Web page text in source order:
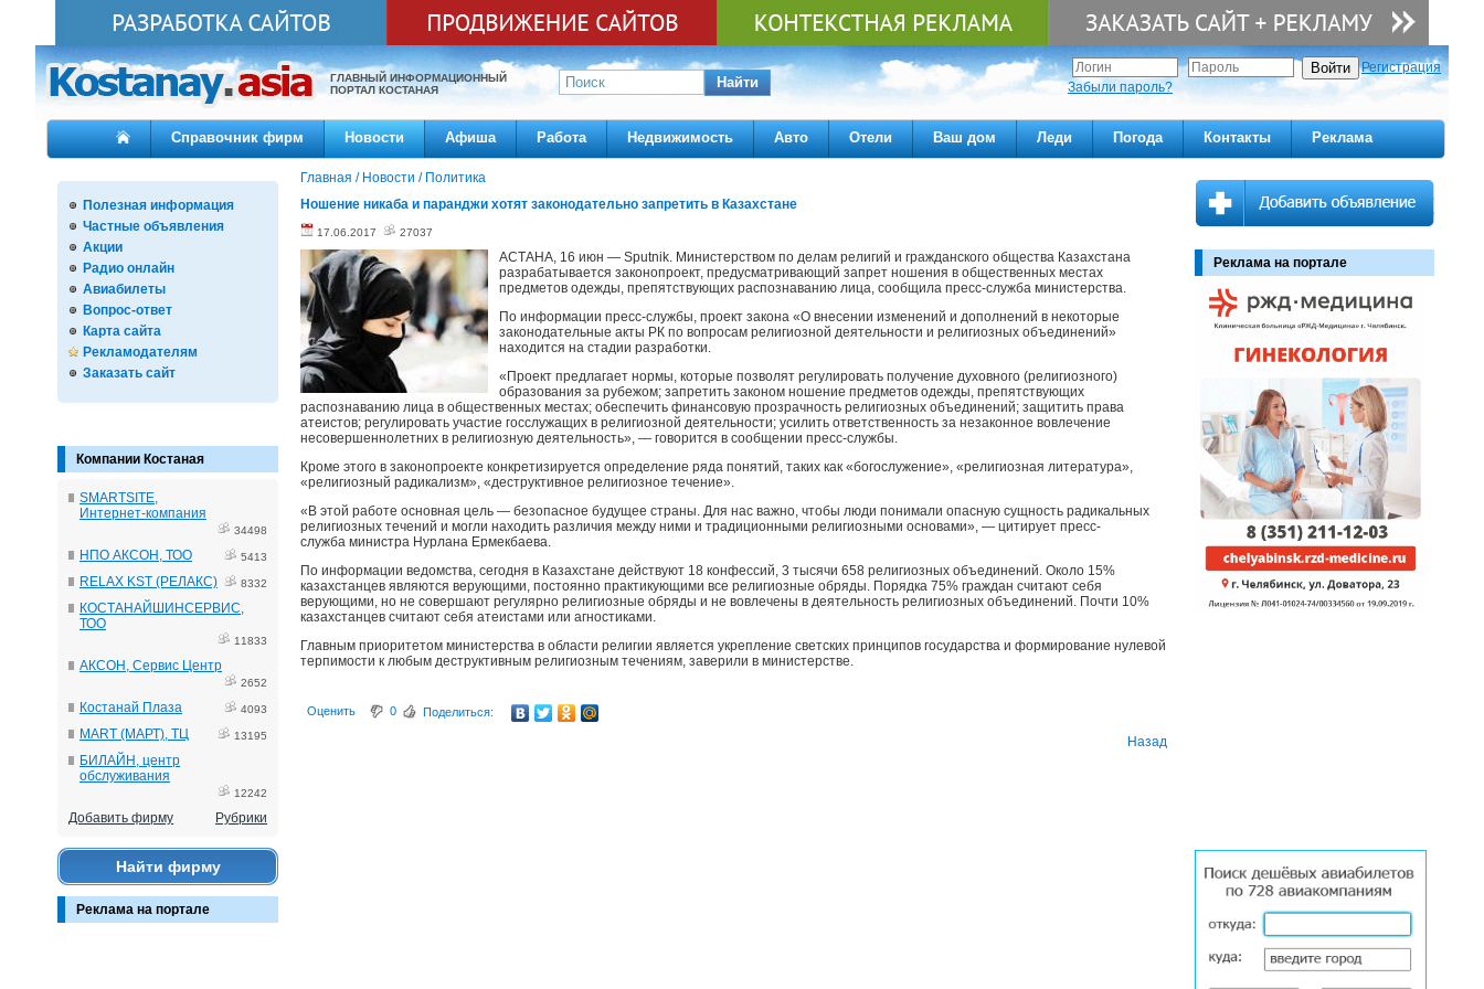
ГЛАВНЫЙ ИНФОРМАЦИОННЫЙ
ПОРТАЛ КОСТАНАЯ
Найти
Регистрация
Забыли пароль?
Справочник фирм Новости Афиша Работа Недвижимость Авто Отели Ваш дом Леди Погода Контакты Реклама
Полезная информация
Частные объявления
Акции
Радио онлайн
Авиабилеты
Вопрос-ответ
Карта сайта
Рекламодателям
Заказать сайт
Компании Костаная
SMARTSITE,
Интернет-компания
34498
НПО АКСОН, ТОО 5413
RELAX KST (РЕЛАКС) 8332
КОСТАНАЙШИНСЕРВИС,
ТОО
11833
АКСОН, Сервис Центр
2652
Костанай Плаза 4093
MART (МАРТ), ТЦ 13195
БИЛАЙН, центр
обслуживания
12242
Добавить фирму Рубрики
Найти фирму
Реклама на портале
Главная / Новости / Политика
Ношение никаба и паранджи хотят законодательно запретить в Казахстане
17.06.2017 27037
АСТАНА, 16 июн — Sputnik. Министерством по делам религий и гражданского общества Казахстана
разрабатывается законопроект, предусматривающий запрет ношения в общественных местах
предметов одежды, препятствующих распознаванию лица, сообщила пресс-служба министерства.
По информации пресс-службы, проект закона «О внесении изменений и дополнений в некоторые
законодательные акты РК по вопросам религиозной деятельности и религиозных объединений»
находится на стадии разработки.
«Проект предлагает нормы, которые позволят регулировать получение духовного (религиозного)
образования за рубежом; запретить законом ношение предметов одежды, препятствующих
распознаванию лица в общественных местах; обеспечить финансовую прозрачность религиозных объединений; защитить права
атеистов; регулировать участие госслужащих в религиозной деятельности; усилить ответственность за незаконное вовлечение
несовершеннолетних в религиозную деятельность», — говорится в сообщении пресс-службы.
Кроме этого в законопроекте конкретизируется определение ряда понятий, таких как «богослужение», «религиозная литература»,
«религиозный радикализм», «деструктивное религиозное течение».
«В этой работе основная цель — безопасное будущее страны. Для нас важно, чтобы люди понимали опасную сущность радикальных
религиозных течений и могли находить различия между ними и традиционными религиозными основами», — цитирует пресс-
служба министра Нурлана Ермекбаева.
По информации ведомства, сегодня в Казахстане действуют 18 конфессий, 3 тысячи 658 религиозных объединений. Около 15%
казахстанцев являются верующими, постоянно практикующими все религиозные обряды. Порядка 75% граждан считают себя
верующими, но не совершают регулярно религиозные обряды и не вовлечены в деятельность религиозных объединений. Почти 10%
казахстанцев считают себя атеистами или агностиками.
Главным приоритетом министерства в области религии является укрепление светских принципов государства и формирование нулевой
терпимости к любым деструктивным религиозным течениям, заверили в министерстве.
Оценить 0 Поделиться:
Назад
Реклама на портале